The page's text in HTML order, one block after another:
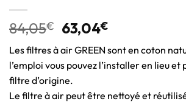
84,05€ 63,04€
Les filtres à air GREEN sont en coton
l’emploi vous pouvez l’installer en lieu et
filtre d’origine.
Le filtre à air peut être nettoyé et